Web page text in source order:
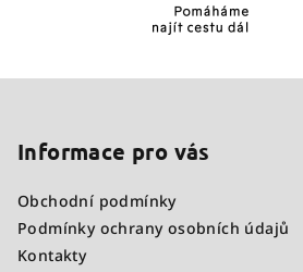
Informace pro vás
Obchodní podmínky
Podmínky ochrany osobních údajů
Kontakty